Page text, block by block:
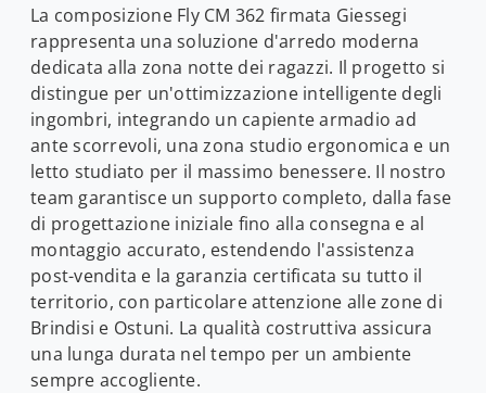
La composizione Fly CM 362 firmata Giessegi
rappresenta una soluzione d'arredo moderna
dedicata alla zona notte dei ragazzi. Il progetto si
distingue per un'ottimizzazione intelligente degli
ingombri, integrando un capiente armadio ad
ante scorrevoli, una zona studio ergonomica e un
letto studiato per il massimo benessere. Il nostro
team garantisce un supporto completo, dalla fase
di progettazione iniziale fino alla consegna e al
montaggio accurato, estendendo l'assistenza
post-vendita e la garanzia certificata su tutto il
territorio, con particolare attenzione alle zone di
Brindisi e Ostuni. La qualità costruttiva assicura
una lunga durata nel tempo per un ambiente
sempre accogliente.